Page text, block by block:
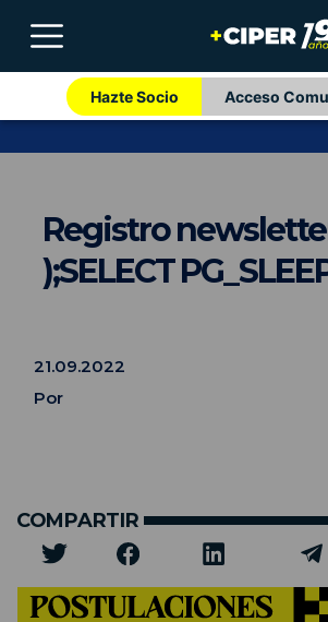
Hazte Socio Acceso
Registro
);SELECT
21.09.2022
Por
COMPARTIR